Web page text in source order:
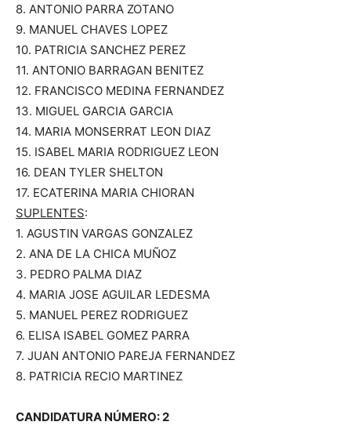
8. ANTONIO PARRA ZOTANO
9. MANUEL CHAVES LOPEZ
10. PATRICIA SANCHEZ PEREZ
11. ANTONIO BARRAGAN BENITEZ
12. FRANCISCO MEDINA FERNANDEZ
13. MIGUEL GARCIA GARCIA
14. MARIA MONSERRAT LEON DIAZ
15. ISABEL MARIA RODRIGUEZ LEON
16. DEAN TYLER SHELTON
17. ECATERINA MARIA CHIORAN
SUPLENTES:
1. AGUSTIN VARGAS GONZALEZ
2. ANA DE LA CHICA MUÑOZ
3. PEDRO PALMA DIAZ
4. MARIA JOSE AGUILAR LEDESMA
5. MANUEL PEREZ RODRIGUEZ
6. ELISA ISABEL GOMEZ PARRA
7. JUAN ANTONIO PAREJA FERNANDEZ
8. PATRICIA RECIO MARTINEZ
CANDIDATURA NÚMERO: 2